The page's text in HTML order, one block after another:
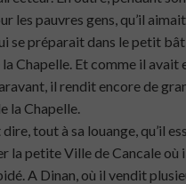
les pauvres gens, qu’il
se préparait dans le petit
Chapelle. Et comme il avait
il rendit encore de
la Chapelle.
tout à sa louange, qu’il
la petite Ville de Cancale où
A Dinan, où il vendit